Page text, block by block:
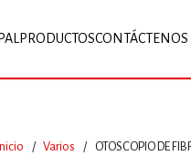
PRODUCTOSCONTÁCTENOS
Inicio / Varios / OTOSCOPIO DE